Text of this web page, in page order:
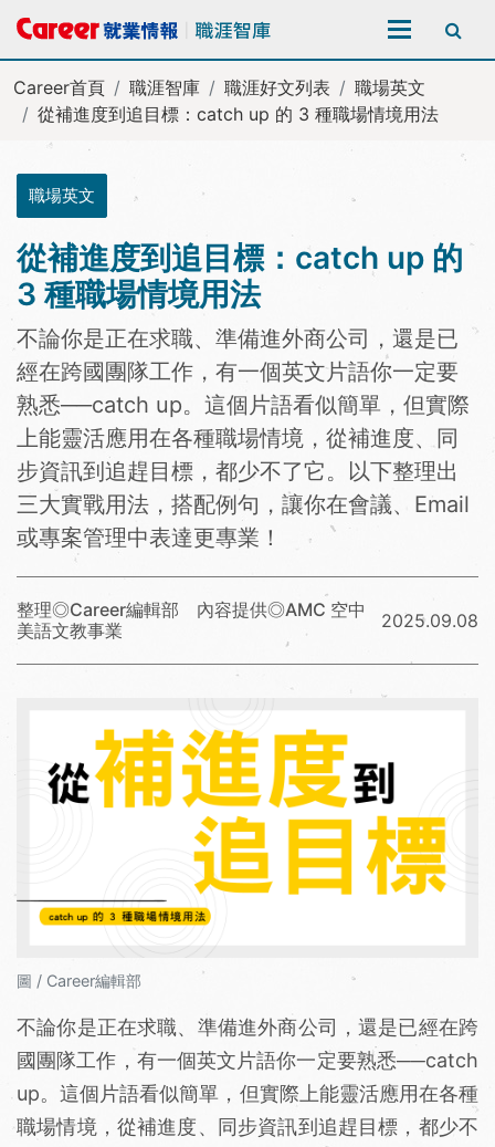
全站搜尋
Career首頁 職涯智庫 職涯好文列表
職場英文
從補進度到追目標：catch up 的 3 種職場情境用法
職場英文
從補進度到追目標：catch up 的
3 種職場情境用法
不論你是正在求職、準備進外商公司，還是已
經在跨國團隊工作，有一個英文片語你一定要
熟悉──catch up。這個片語看似簡單，但實際
上能靈活應用在各種職場情境，從補進度、同
步資訊到追趕目標，都少不了它。以下整理出
三大實戰用法，搭配例句，讓你在會議、Email
或專案管理中表達更專業！
整理◎Career編輯部 內容提供◎AMC 空中
美語文教事業
2025.09.08
圖 / Career編輯部
不論你是正在求職、準備進外商公司，還是已經在跨
國團隊工作，有一個英文片語你一定要熟悉──catch
up。這個片語看似簡單，但實際上能靈活應用在各種
職場情境，從補進度、同步資訊到追趕目標，都少不